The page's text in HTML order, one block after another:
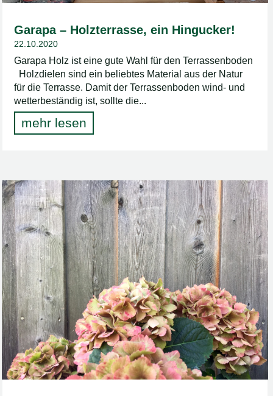
Garapa – Holzterrasse, ein Hingucker!
22.10.2020
Garapa Holz ist eine gute Wahl für den Terrassenboden
Holzdielen sind ein beliebtes Material aus der Natur
für die Terrasse. Damit der Terrassenboden wind- und
wetterbeständig ist, sollte die...
mehr lesen